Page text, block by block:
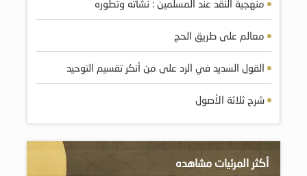
منهجية النقد عند المسلمين : نشأته وتطوره
معالم على طريق الحج
القول السديد في الرد على من أنكر تقسيم التوحيد
شرح ثلاثة الأصول
أكثر المرئيات مشاهده